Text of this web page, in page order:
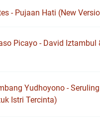
- Pujaan Hati (New
Picayo - David Iztambul
Yudhoyono -
Istri Tercinta)